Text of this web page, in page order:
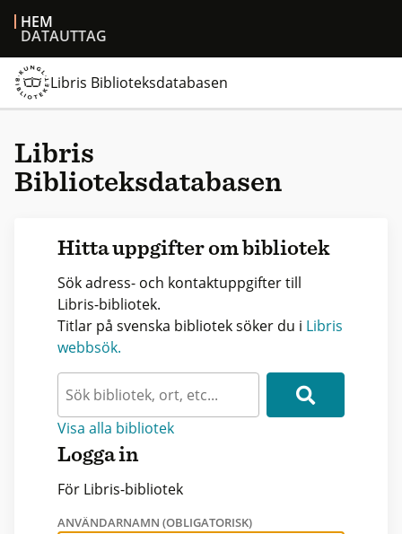
HEM
DATAUTTAG
Libris Biblioteksdatabasen
Libris
Biblioteksdatabasen
Hitta uppgifter om bibliotek
Sök adress- och kontaktuppgifter till
Libris-bibliotek.
Titlar på svenska bibliotek söker du i Libris
webbsök.
Visa alla bibliotek
Logga in
För Libris-bibliotek
ANVÄNDARNAMN (OBLIGATORISK)